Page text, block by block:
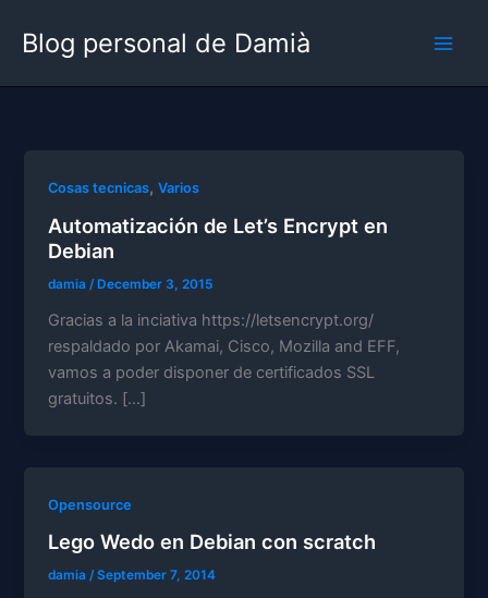
Blog personal de Damià
Cosas tecnicas,Varios
Automatización de Let’s Encrypt en
Debian
damia/December 3, 2015
Gracias a la inciativa https://letsencrypt.org/
respaldado por Akamai, Cisco, Mozilla and EFF,
vamos a poder disponer de certificados SSL
gratuitos. […]
Opensource
Lego Wedo en Debian con scratch
damia/September 7, 2014